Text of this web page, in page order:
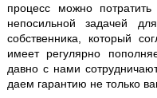
процесс можно
непосильной задачей
собственника, который
имеет регулярно
давно с нами
даем гарантию не только